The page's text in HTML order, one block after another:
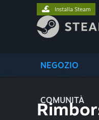
NEGOZIO
COMUNITÀ
Installa Steam